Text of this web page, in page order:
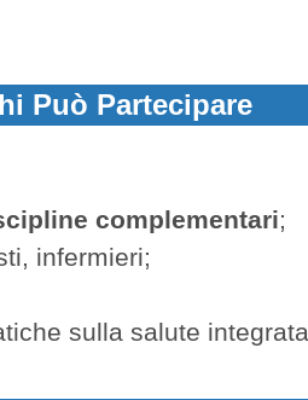
Può Partecipare
complementari;
infermieri;
sulla salute integrata.